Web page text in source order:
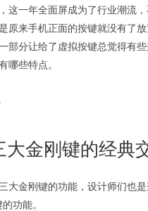
这一年全面屏成为了行业潮流
原来手机正面的按键就没有了
部分让给了虚拟按键总觉得有
哪些特点。
大金刚键的经典
大金刚键的功能，设计师们也
功能。